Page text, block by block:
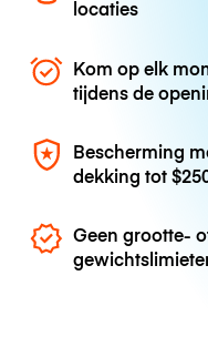
locaties
Kom op elk
tijdens de
Bescherming
dekking tot
Geen grootte-